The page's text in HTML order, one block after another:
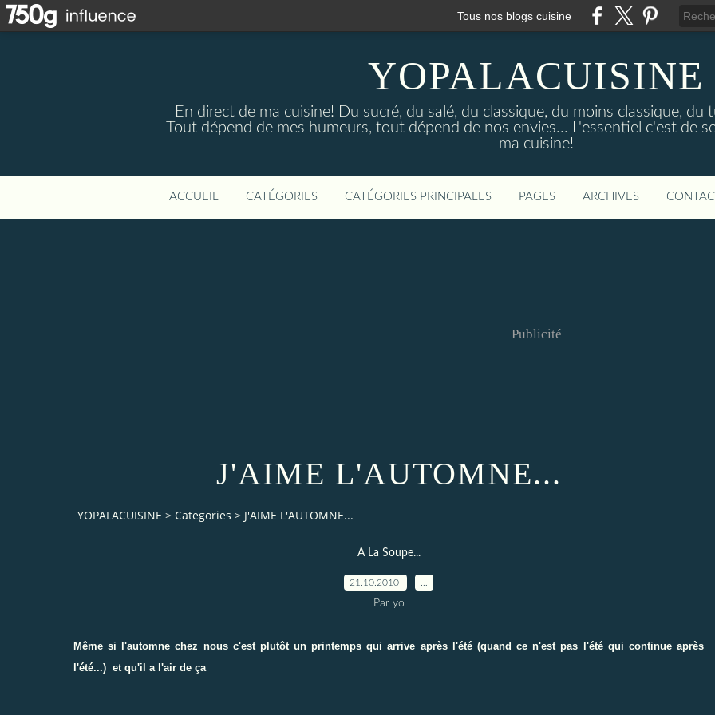
Tous nos blogs cuisine
YOPALACUISINE
En direct de ma cuisine! Du sucré, du salé, du classique, du moins classique, du
Tout dépend de mes humeurs, tout dépend de nos envies... L'essentiel c'est de
ma cuisine!
ACCUEIL CATÉGORIES CATÉGORIES PRINCIPALES PAGES ARCHIVES
Publicité
J'AIME L'AUTOMNE...
YOPALACUISINE > Categories > J'AIME L'AUTOMNE...
A La Soupe...
21.10.2010
Par yo
Même si l'automne chez nous c'est plutôt un printemps qui arrive après l'été (quand ce n'est pas l'été qui continue après
l'été...) et qu'il a l'air de ça